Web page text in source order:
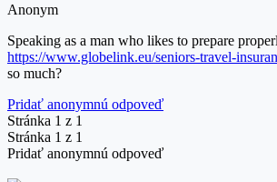
Anonym
Speaking as a man who likes to prepare
https://www.globelink.eu/seniors-travel-
so much?
Pridať anonymnú odpoveď
Stránka 1 z 1
Stránka 1 z 1
Pridať anonymnú odpoveď